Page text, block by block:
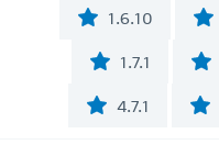
1.6.10
1.7.1
4.7.1